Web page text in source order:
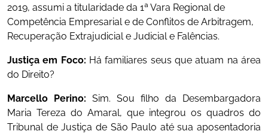
2019, assumi a titularidade da 1ª Vara Regional de
Competência Empresarial e de Conflitos de Arbitragem,
Recuperação Extrajudicial e Judicial e Falências.
Justiça em Foco: Há familiares seus que atuam na área
do Direito?
Marcello Perino: Sim. Sou filho da Desembargadora
Maria Tereza do Amaral, que integrou os quadros do
Tribunal de Justiça de São Paulo até sua aposentadoria